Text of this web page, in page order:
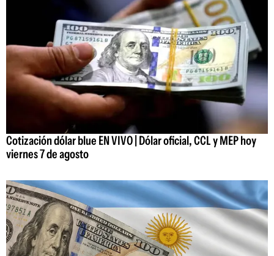
Cotización dólar blue EN VIVO | Dólar oficial, CCL y MEP hoy
viernes 7 de agosto